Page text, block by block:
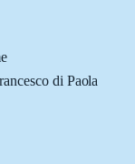
di Paola